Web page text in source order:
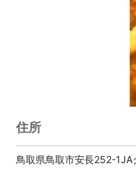
住所
鳥取県鳥取市安長252-1JA